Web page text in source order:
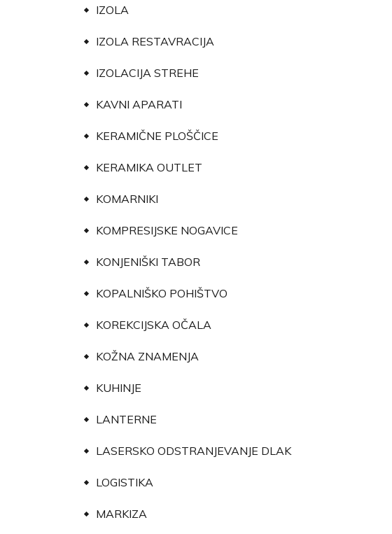
IZOLA
IZOLA RESTAVRACIJA
IZOLACIJA STREHE
KAVNI APARATI
KERAMIČNE PLOŠČICE
KERAMIKA OUTLET
KOMARNIKI
KOMPRESIJSKE NOGAVICE
KONJENIŠKI TABOR
KOPALNIŠKO POHIŠTVO
KOREKCIJSKA OČALA
KOŽNA ZNAMENJA
KUHINJE
LANTERNE
LASERSKO ODSTRANJEVANJE DLAK
LOGISTIKA
MARKIZA